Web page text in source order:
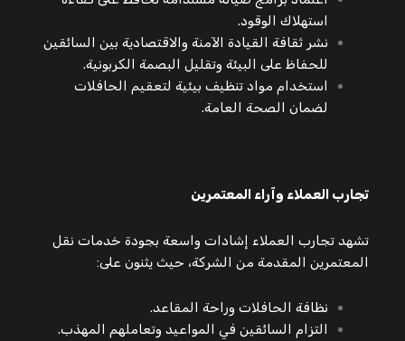
استهلاك الوقود.
نشر ثقافة القيادة الآمنة والاقتصادية بين السائقين
للحفاظ على البيئة وتقليل البصمة الكربونية.
استخدام مواد تنظيف بيئية لتعقيم الحافلات
لضمان الصحة العامة.
تجارب العملاء وآراء المعتمرين
تشهد تجارب العملاء إشادات واسعة بجودة خدمات نقل
المعتمرين المقدمة من الشركة، حيث يثنون على:
نظافة الحافلات وراحة المقاعد.
التزام السائقين في المواعيد وتعاملهم المهذب.